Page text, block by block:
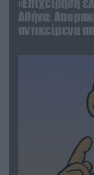
«Επιχείρηση
Αθήνα:
αντικείμενα